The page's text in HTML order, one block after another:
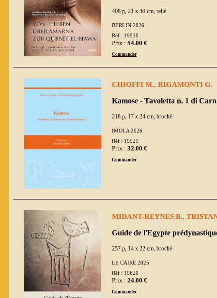
408 p, 21 x 30 cm, relié
BERLIN 2026
Réf : 19910
Prix : 54.00 €
Commander
CHIOFFI M., RIGAMONTI G.
Kamose - Tavoletta n. 1 di
218 p, 17 x 24 cm, broché
IMOLA 2026
Réf : 19921
Prix : 32.00 €
Commander
MIDANT-REYNES B.,
Guide de l'Egypte
257 p, 14 x 22 cm, broché
LE CAIRE 2025
Réf : 19620
Prix : 24.00 €
Commander